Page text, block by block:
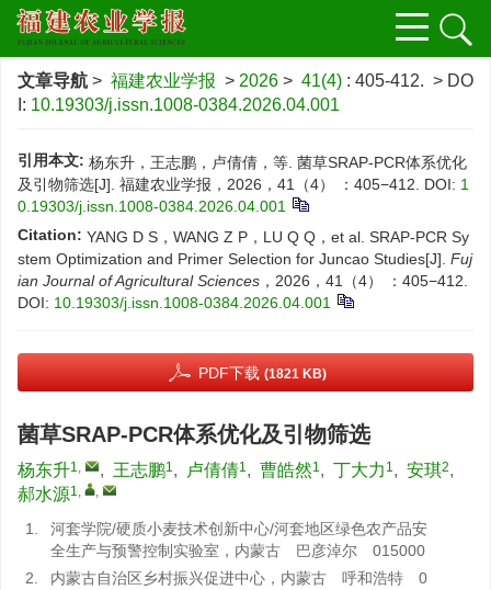
文章导航 > 福建农业学报 > 2026 > 41(4) : 405-412. > DO
I: 10.19303/j.issn.1008-0384.2026.04.001
引用本文: 杨东升，王志鹏，卢倩倩，等. 菌草SRAP-PCR体系优化
及引物筛选[J]. 福建农业学报，2026，41（4） ：405−412.
DOI: 1
0.19303/j.issn.1008-0384.2026.04.001
Citation: YANG D S，WANG Z P，LU Q Q，et al. SRAP-PCR Sy
stem Optimization and Primer Selection for Juncao Studies[J]. Fuj
ian Journal of Agricultural Sciences ，2026，41（4） ：405−412.
DOI: 10.19303/j.issn.1008-0384.2026.04.001
PDF下载 (1821 KB)
菌草SRAP-PCR体系优化及引物筛选
杨东升1, , 王志鹏1, 卢倩倩1, 曹皓然1, 丁大力 1, 安琪2,
郝水源1, ,
1.
河套学院/硬质小麦技术创新中心/河套地区绿色农产品安
全生产与预警控制实验室，内蒙古 巴彦淖尔 015000
2.
内蒙古自治区乡村振兴促进中心，内蒙古 呼和浩特 0